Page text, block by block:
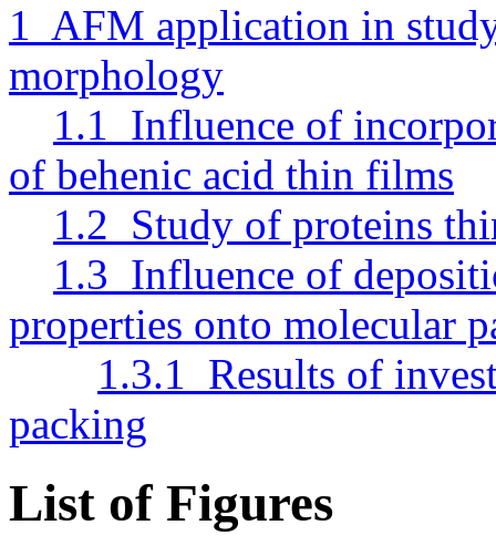
1 AFM application in
morphology
1.1 Influence of
of behenic acid thin films
1.2 Study of proteins
1.3 Influence of
properties onto molecular
1.3.1 Results of
packing
List of Figures